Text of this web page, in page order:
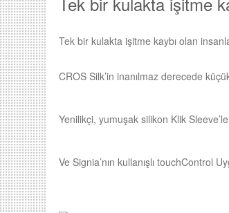
Tek bir kulakta işitme kaybı olan
CROS Silk’in inanılmaz derecede
Yenilikçi, yumuşak silikon Klik
Ve Signia’nın kullanışlı touchControl